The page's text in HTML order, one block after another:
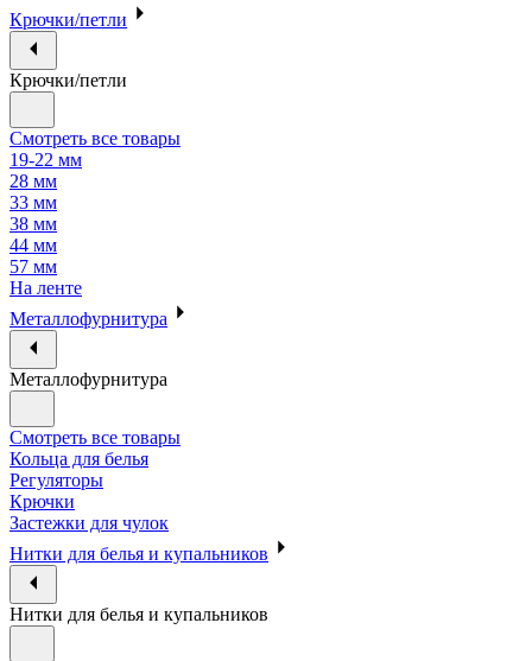
Крючки/петли
Крючки/петли
Смотреть все товары
19-22 мм
28 мм
33 мм
38 мм
44 мм
57 мм
На ленте
Металлофурнитура
Металлофурнитура
Смотреть все товары
Кольца для белья
Регуляторы
Крючки
Застежки для чулок
Нитки для белья и купальников
Нитки для белья и купальников